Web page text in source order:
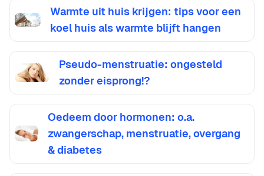
Warmte uit huis krijgen: tips voor een
koel huis als warmte blijft hangen
Pseudo-menstruatie: ongesteld
zonder eisprong!?
Oedeem door hormonen: o.a.
zwangerschap, menstruatie, overgang
& diabetes